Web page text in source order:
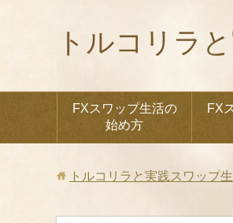
トルコリラ
FXスワップ生活の
始め方
FX
トルコリラと実践スワップ